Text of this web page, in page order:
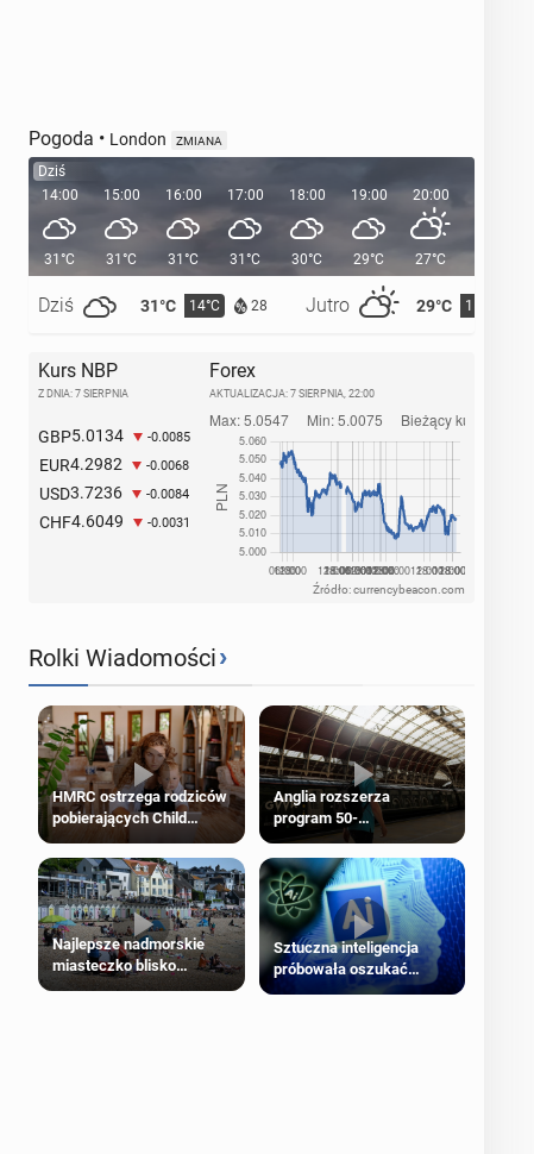
Pogoda • London ZMIANA
Dziś
14:00
31°C
Dziś 31°C 14°C 28 Jutro 29°C 15°C
15:00
31°C
16:00
31°C
17:00
31°C
18:00
30°C
19:00
29°C
20:00
27°C
Kurs NBP
Z DNIA: 7 SIERPNIA
GBP5.0134 -0.0085
EUR4.2982 -0.0068
USD3.7236 -0.0084
CHF4.6049 -0.0031
Forex
AKTUALIZACJA: 7 SIERPNIA, 22:00
Źródło: currencybeacon.com
Rolki Wiadomości›
HMRC ostrzega rodziców
pobierających Child
Benefit. Mogą być
zobowiązani do zwrotu
zasiłku
Anglia rozszerza
program 50-
procentowych zniżek
kolejowych na 18-latków
Najlepsze nadmorskie
miasteczko blisko
Sztuczna inteligencja
próbowała oszukać
człowieka